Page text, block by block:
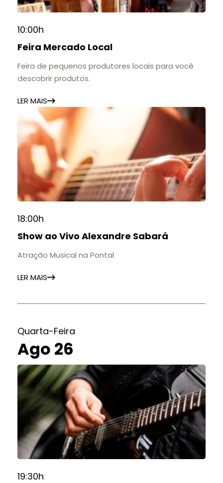
10:00h
Feira Mercado Local
Feira de pequenos produtores locais para você
descobrir produtos.
LER MAIS
18:00h
Show ao Vivo Alexandre Sabará
Atração Musical na Pontal
LER MAIS
Quarta-Feira
Ago 26
19:30h